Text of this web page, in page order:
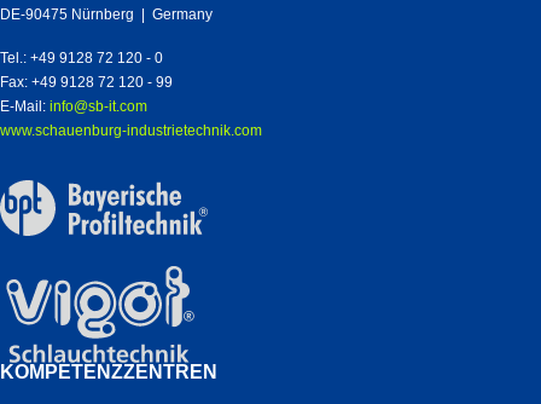
DE-90475 Nürnberg | Germany
Tel.: +49 9128 72 120 - 0
Fax: +49 9128 72 120 - 99
E-Mail: info@sb-it.com
www.schauenburg-industrietechnik.com
KOMPETENZZENTREN